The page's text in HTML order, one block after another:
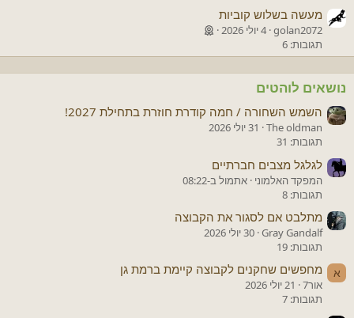
מעשה בשלוש קוביות
golan2072 4 יולי 2026
תגובות: 6
נושאים לוהטים
השמש השחורה / חמה קודרת חוזרת בתחילת 2027!
The oldman
31 יולי 2026
תגובות: 31
לגלגל מצבים חברתיים
המפקד האלמוני אתמול ב-08:22
תגובות: 8
מתלבט אם לסגור את הקבוצה
Gray Gandalf 30 יולי 2026
תגובות: 19
א מחפשים שחקנים לקבוצה קיימת ברמת גן
אור7
21 יולי 2026
תגובות: 7